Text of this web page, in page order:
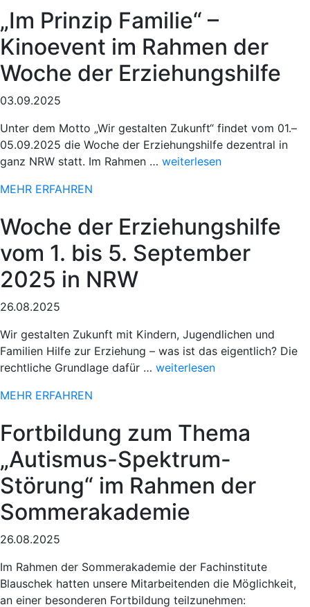
Osterlauf“
„Im Prinzip Familie“ –
Kinoevent im Rahmen der
Woche der Erziehungshilfe
03.09.2025
Unter dem Motto „Wir gestalten Zukunft“ findet vom 01.–
05.09.2025 die Woche der Erziehungshilfe dezentral in
ganz NRW statt. Im Rahmen … „Sportlicher
Paderborner
Osterlauf“
weiterlesen
MEHR ERFAHREN
Woche der Erziehungshilfe
vom 1. bis 5. September
2025 in NRW
26.08.2025
Wir gestalten Zukunft mit Kindern, Jugendlichen und
Familien Hilfe zur Erziehung – was ist das eigentlich? Die
rechtliche Grundlage dafür … „Sportlicher
Paderborner
Osterlauf“
weiterlesen
MEHR ERFAHREN
Fortbildung zum Thema
„Autismus-Spektrum-
Störung“ im Rahmen der
Sommerakademie
26.08.2025
Im Rahmen der Sommerakademie der Fachinstitute
Blauschek hatten unsere Mitarbeitenden die Möglichkeit,
an einer besonderen Fortbildung teilzunehmen: